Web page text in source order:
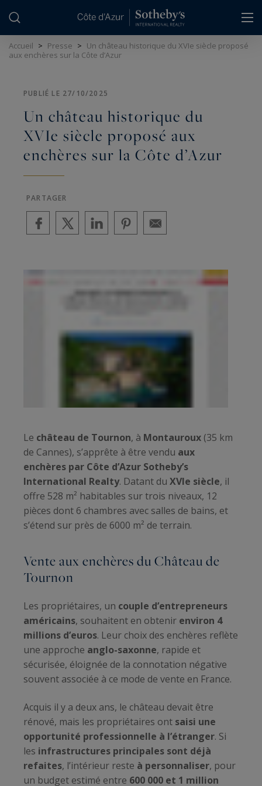
Accueil > Presse > Un château historique du XVIe siècle proposé
aux enchères sur la Côte d’Azur
PUBLIÉ LE 27/10/2025
Un château historique du
XVIe siècle proposé aux
enchères sur la Côte d’Azur
PARTAGER
Le château de Tournon, à Montauroux (35 km
de Cannes), s’apprête à être vendu aux
enchères par Côte d’Azur Sotheby’s
International Realty. Datant du XVIe siècle, il
offre 528 m² habitables sur trois niveaux, 12
pièces dont 6 chambres avec salles de bains, et
s’étend sur près de 6000 m² de terrain.
Vente aux enchères du Château de
Tournon
Les propriétaires, un couple d’entrepreneurs
américains, souhaitent en obtenir environ 4
millions d’euros. Leur choix des enchères reflète
une approche anglo-saxonne, rapide et
sécurisée, éloignée de la connotation négative
souvent associée à ce mode de vente en France.
Acquis il y a deux ans, le château devait être
rénové, mais les propriétaires ont saisi une
opportunité professionnelle à l’étranger. Si
les infrastructures principales sont déjà
refaites, l’intérieur reste à personnaliser, pour
un budget estimé entre 600 000 et 1 million